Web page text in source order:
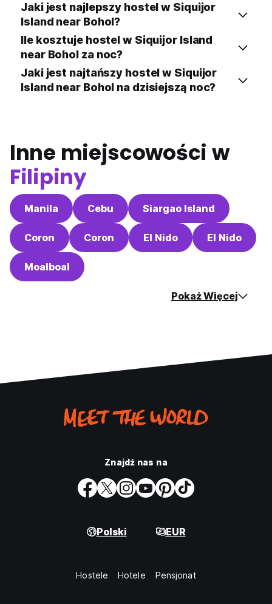
Jaki jest najlepszy hostel w Siquijor
Island near Bohol?
Ile kosztuje hostel w Siquijor Island
near Bohol za noc?
Jaki jest najtańszy hostel w Siquijor
Island near Bohol na dzisiejszą noc?
Inne miejscowości w
Filipiny
Manila Cebu Siargao Island
Coron Coron El Nido El Nido
Moalboal
Pokaż Więcej
Znajdź nas na
Polski EUR
Hostele Hotele Pensjonat